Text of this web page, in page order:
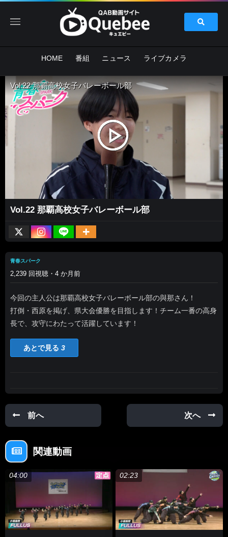
HOME 番組 ニュース ライブカメラ
Vol.22 那覇高校女子バレーボール部
Vol.22 那覇高校女子バレーボール部
青春スパーク
2,239 回視聴・4 か月前
今回の主人公は那覇高校女子バレーボール部の與那さん！
打倒・西原を掲げ、県大会優勝を目指します！チーム一番の高身
長で、攻守にわたって活躍しています！
あとで見る 3
前へ 次へ
関連動画
04:00 02:23